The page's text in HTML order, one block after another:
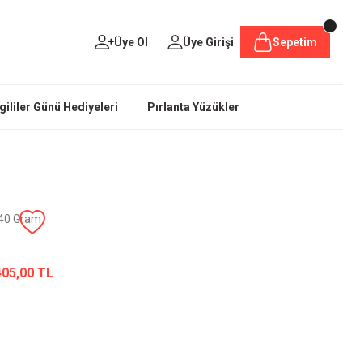
Üye Ol Üye Girişi Sepetim
Günü Hediyeleri Pırlanta Yüzükler
Gram
TL